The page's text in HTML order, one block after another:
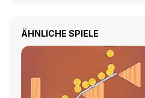
ÄHNLICHE SPIELE